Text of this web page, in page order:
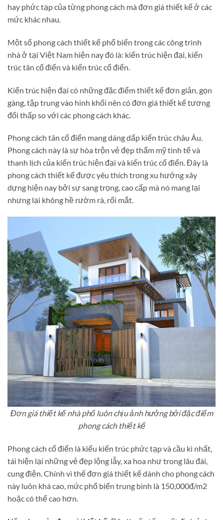
hay phức tạp của từng phong cách mà đơn giá thiết kế ở các
mức khác nhau.
Một số phong cách thiết kế phổ biến trong các công trình
nhà ở tại Việt Nam hiện nay đó là: kiến trúc hiện đại, kiến
trúc tân cổ điển và kiến trúc cổ điển.
Kiến trúc hiện đại có những đặc điểm thiết kế đơn giản, gọn
gàng, tập trung vào hình khối nên có đơn giá thiết kế tương
đối thấp so với các phong cách khác.
Phong cách tân cổ điển mang dáng dấp kiến trúc châu Âu.
Phong cách này là sự hòa trộn vẻ đẹp thẩm mỹ tinh tế và
thanh lịch của kiến trúc hiện đại và kiến trúc cổ điển. Đây là
phong cách thiết kế được yêu thích trong xu hướng xây
dựng hiện nay bởi sự sang trọng, cao cấp mà nó mang lại
nhưng lại không hề rườm rà, rối mắt.
Đơn giá thiết kế nhà phố luôn chịu ảnh hưởng bởi đặc điểm
phong cách thiết kế
Phong cách cổ điển là kiểu kiến trúc phức tạp và cầu kì nhất,
tái hiện lại những vẻ đẹp lộng lẫy, xa hoa như trong lâu đài,
cung điện. Chính vì thế đơn giá thiết kế dành cho phong cách
này luôn khá cao, mức phổ biến trung bình là 150,000đ/m2
hoặc có thể cao hơn.